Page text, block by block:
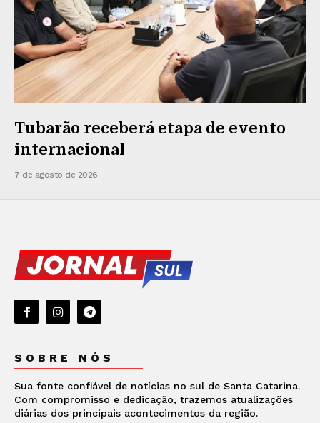
Tubarão receberá etapa de evento
internacional
7 de agosto de 2026
SOBRE NÓS
Sua fonte confiável de notícias no sul de Santa Catarina.
Com compromisso e dedicação, trazemos atualizações
diárias dos principais acontecimentos da região.